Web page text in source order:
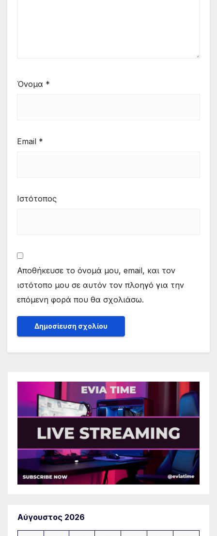
Όνομα *
Email *
Ιστότοπος
Αποθήκευσε το όνομά μου, email, και τον
ιστότοπο μου σε αυτόν τον πλοηγό για την
επόμενη φορά που θα σχολιάσω.
Αύγουστος 2026